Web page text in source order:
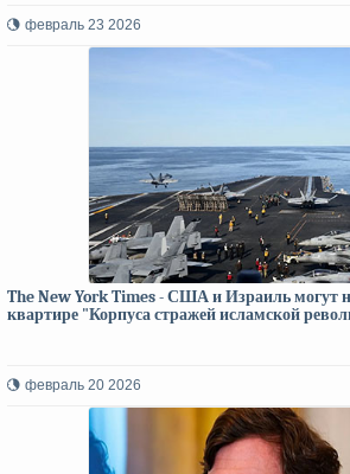
февраль 23 2026
The New York Times - США и Израиль могут
квартире "Корпуса стражей исламской
февраль 20 2026